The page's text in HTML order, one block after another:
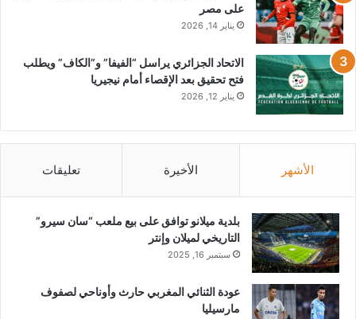
على مصر
يناير 14, 2026
الاتحاد الجزائري يراسل “الفيفا” و”الكاف” ويطلب
فتح تحقيق بعد الإقصاء أمام نيجيريا
يناير 12, 2026
الأشهر الأخيرة تعليقات
بلدية ميلانو توافق على بيع ملعب “سان سيرو”
التاريخي لميلان وإنتر
سبتمبر 16, 2025
عودة الثنائي المغربي حارث وأوناحي لصفوف
مارسيليا